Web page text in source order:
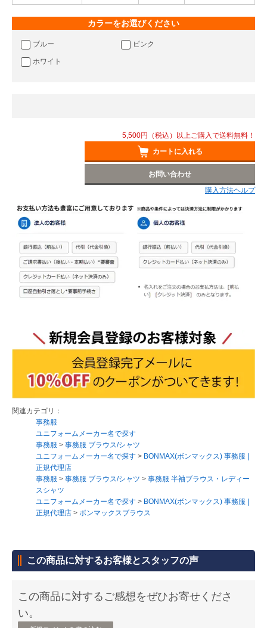
カラーをお選びください
ブルー ピンク
ホワイト
5,500円（税込）以上ご購入で送料無料！
カートに入れる
お問い合わせ
購入方法ヘルプ
関連カテゴリ：
事務服
ユニフォームメーカー名で探す
事務服 > 事務服 ブラウス/シャツ
ユニフォームメーカー名で探す > BONMAX(ボンマックス) 事務服 |
正規代理店
事務服 > 事務服 ブラウス/シャツ > 事務服 半袖ブラウス・レディー
スシャツ
ユニフォームメーカー名で探す > BONMAX(ボンマックス) 事務服 |
正規代理店 > ボンマックスブラウス
この商品に対するお客様とスタッフの声
この商品に対するご感想をぜひお寄せくださ
い。